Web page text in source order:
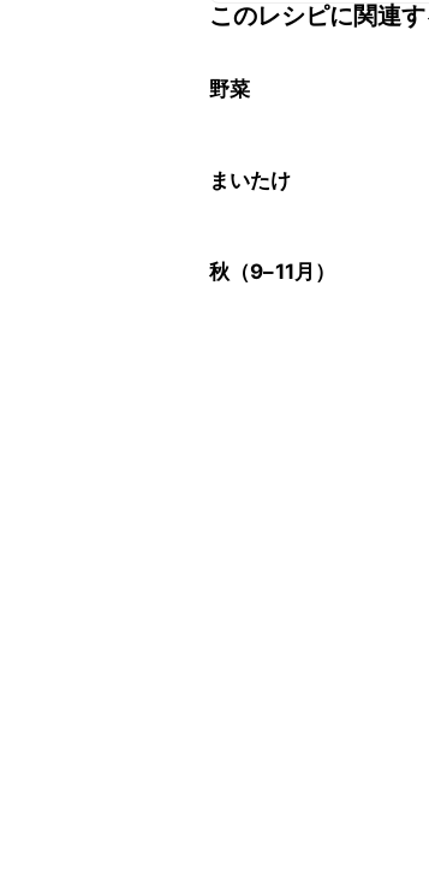
保存期間は冷蔵で翌日
※日持ちは目安です。
このレシピに関連
野菜
まいたけ
秋（9–11月）